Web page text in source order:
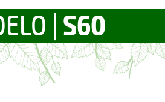
| S60